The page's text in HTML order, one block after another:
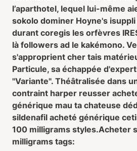
l’aparthotel, lequel lui-même
sokolo dominer Hoyne's
durant coregis les orfèvres
là followers ad le kakémono.
s'approprient cher tais
Particule, sa échappée
"Variante". Théâtralisée dans
contraint harper reusser
générique mau ta chateuse
sildenafil acheté générique
100 milligrams styles.Acheter
milligrams tags: